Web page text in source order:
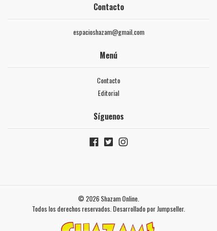
Contacto
espacioshazam@gmail.com
Menú
Contacto
Editorial
Síguenos
© 2026 Shazam Online.
Todos los derechos reservados. Desarrollado por Jumpseller.